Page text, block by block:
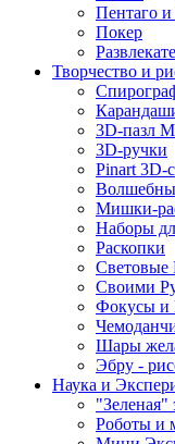
Пентаго
Покер
Творчество и
3D-пазл
3D-ручки
Pinart 3D-
Мишки-
Наборы
Раскопки
Световые
Своими
Фокусы и
Шары
Эбру -
Наука и
"Зеленая"
Роботы и